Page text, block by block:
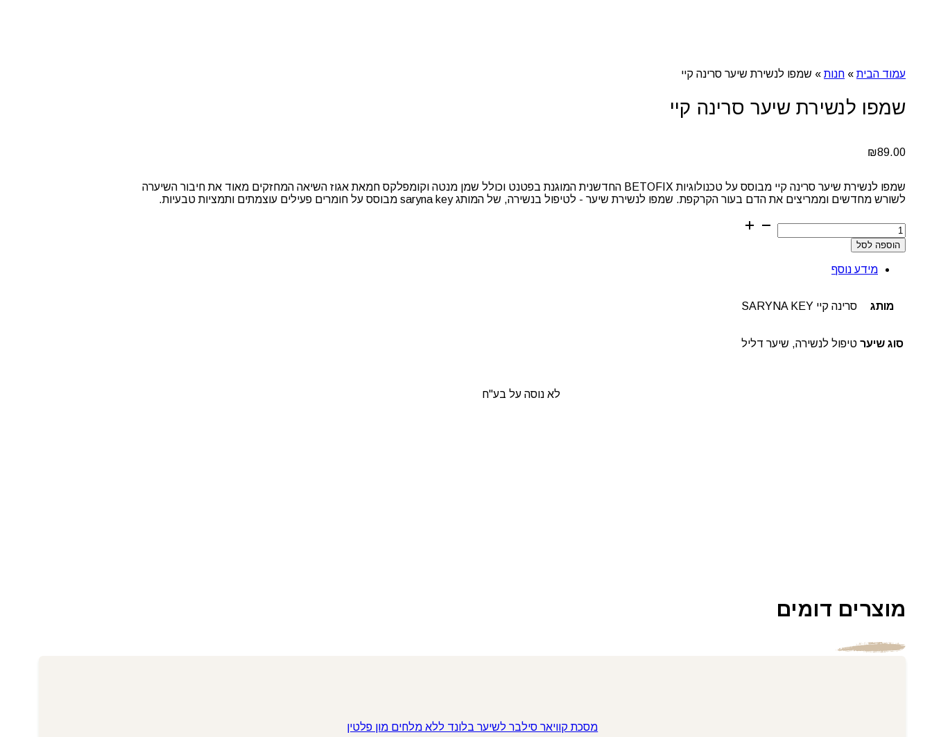
עמוד הבית » חנות » שמפו לנשירת שיער סרינה קיי
שמפו לנשירת שיער סרינה קיי
₪89.00
שמפו לנשירת שיער סרינה קיי מבוסס על טכנולוגיות BETOFIX החדשנית המוגנת בפטנט וכולל שמן מנטה וקומפלקס חמאת אגוז השיאה המחזקים מאוד את חיבור השיערה
לשורש מחדשים וממריצים את הדם בעור הקרקפת. שמפו לנשירת שיער - לטיפול בנשירה, של המותג saryna key מבוסס על חומרים פעילים עוצמתים ותמציות טבעיות.
כמות
של
שמפו
שיער
הוספה לסל
מידע נוסף
מותג סרינה קיי SARYNA KEY
סוג שיער טיפול לנשירה, שיער דליל
לא נוסה על בע"ח
מוצרים דומים
מסכת קוויאר סילבר לשיער בלונד ללא מלחים מון פלטין